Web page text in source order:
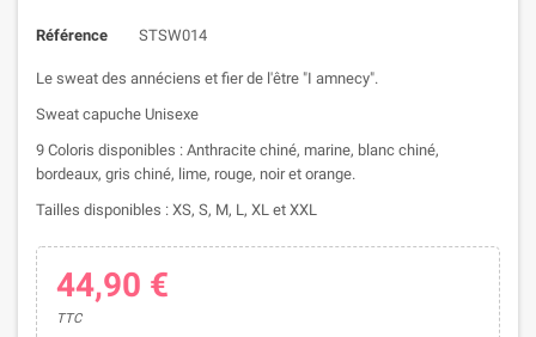
Référence STSW014
Le sweat des annéciens et fier de l'être "I amnecy".
Sweat capuche Unisexe
9 Coloris disponibles : Anthracite chiné, marine, blanc chiné,
bordeaux, gris chiné, lime, rouge, noir et orange.
Tailles disponibles : XS, S, M, L, XL et XXL
44,90 €
TTC